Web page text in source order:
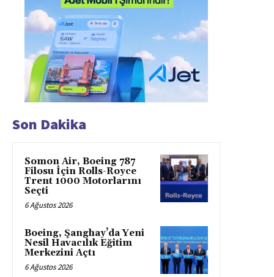
Son Dakika
Somon Air, Boeing 787
Filosu İçin Rolls-Royce
Trent 1000 Motorlarını
Seçti
6 Ağustos 2026
Boeing, Şanghay’da Yeni
Nesil Havacılık Eğitim
Merkezini Açtı
6 Ağustos 2026